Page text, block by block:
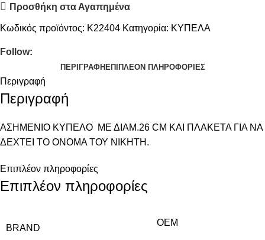
Προσθήκη στα Αγαπημένα
Κωδικός προϊόντος: Κ22404 Κατηγορία: ΚΥΠΕΛΑ
Follow:
ΠΕΡΙΓΡΑΦΉ ΕΠΙΠΛΈΟΝ ΠΛΗΡΟΦΟΡΊΕΣ
Περιγραφή
Περιγραφή
ΑΣΗΜΕΝΙΟ ΚΥΠΕΛΟ ΜΕ ΔΙΑΜ.26 CM ΚΑΙ ΠΛΑΚΕΤΑ ΓΙΑ ΝΑ
ΔΕΧΤΕΙ ΤΟ ΟΝΟΜΑ ΤΟΥ ΝΙΚΗΤΗ.
Επιπλέον πληροφορίες
Επιπλέον πληροφορίες
BRAND
OEM